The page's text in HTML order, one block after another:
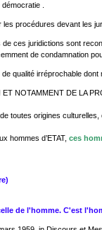
.
procédures devant les
ces juridictions sont
de condamnation
qualité irréprochable dont
NOTAMMENT DE LA
toutes origines
hommes d’ETAT, ces
de l'homme. C'est